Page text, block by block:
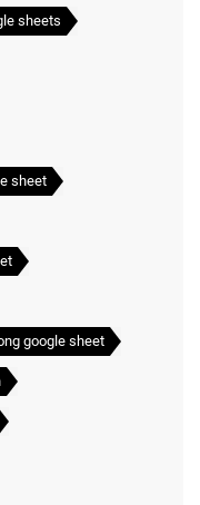
sheets
sheet
google sheet